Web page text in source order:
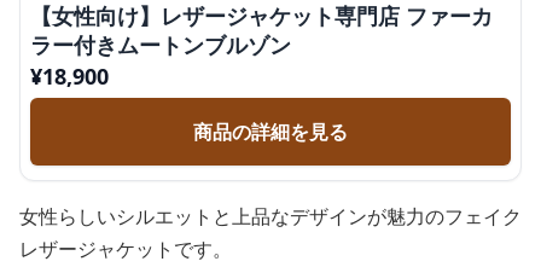
【女性向け】レザージャケット専門店 ファーカ
ラー付きムートンブルゾン
¥18,900
商品の詳細を見る
女性らしいシルエットと上品なデザインが魅力のフェイク
レザージャケットです。